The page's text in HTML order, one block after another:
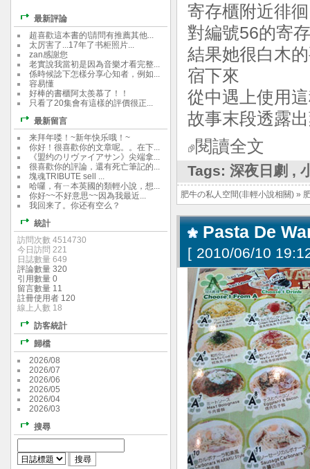
寄存櫃附近徘徊
對編號56的寄
結果她很白木
宿下來
從中遇上使用
故事末段透露
閱讀全文
Tags: 深夜日劇 ,
肥牛の私人空間(非輕小說相關) »
Pasta De
[ 2010/06/10
最新評論
超喜歡這本書的!請問有推薦其他...
太厉害了...17年了书柜照片...
zan感謝您
老實說我當初是因為音樂才看完整...
係時候諗下怎樣分享心知者，例如...
容易懂
好棒的書櫃阿太羨慕了！！
只看了20集會有這樣的評價很正...
最新留言
来拜年喽！~新年快乐哦！~
你好！很喜歡你的文章呢。。在下...
《盟约のリヴァイアサン》尖端拿...
很喜歡你的評論，還有死亡筆記的...
塊魂TRIBUTE sell ...
哈囉，有ㄧ本英國的類輕小說，想...
你好~~不好意思~~因為我最近...
我回来了。你还有空么？
統計
訪問次數 4514730
今日訪問 221
日誌數量 649
評論數量 320
引用數量 0
留言數量 11
註冊使用者 120
線上人數 18
訪客統計
歸檔
2026/08
2026/07
2026/06
2026/05
2026/04
2026/03
搜尋